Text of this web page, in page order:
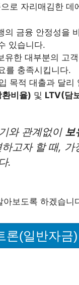
로 자리매김한
의 금융 안정성을
있습니다.
유한 대부분의 고
를 충족시킵니다.
목적 대출과 달리
환비율) 및 LTV(담
와 관계없이 보
고자 할 때,
.
보도록 하겠습니
론(일반자금)